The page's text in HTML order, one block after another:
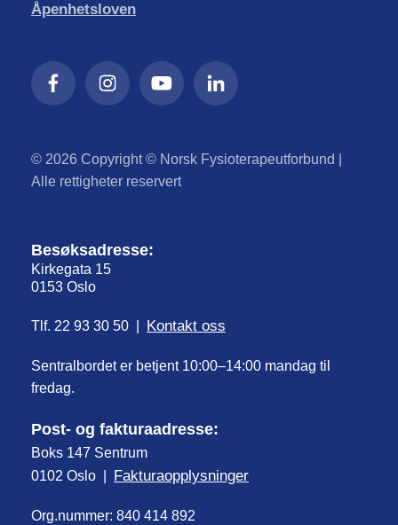
Åpenhetsloven
© 2026 Copyright © Norsk Fysioterapeutforbund |
Alle rettigheter reservert
Besøksadresse:
Kirkegata 15
0153 Oslo
Tlf. 22 93 30 50 | Kontakt oss
Sentralbordet er betjent 10:00–14:00 mandag til
fredag.
Post- og fakturaadresse:
Boks 147 Sentrum
0102 Oslo | Fakturaopplysninger
Org.nummer: 840 414 892